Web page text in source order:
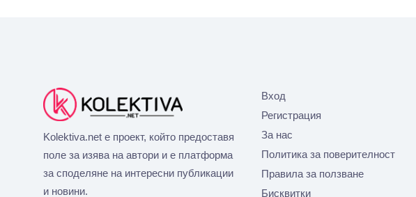
Kolektiva.net е проект, който предоставя
поле за изява на автори и е платформа
за споделяне на интересни публикации
и новини.
Вход
Регистрация
За нас
Политика за поверителност
Правила за ползване
Бисквитки